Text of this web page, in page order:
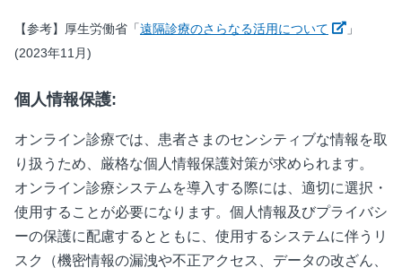
【参考】厚生労働省「遠隔診療のさらなる活用について 新しいウ
」
(2023年11月)
個人情報保護:
オンライン診療では、患者さまのセンシティブな情報を取
り扱うため、厳格な個人情報保護対策が求められます。
オンライン診療システムを導入する際には、適切に選択・
使用することが必要になります。個人情報及びプライバシ
ーの保護に配慮するとともに、使用するシステムに伴うリ
スク（機密情報の漏洩や不正アクセス、データの改ざん、